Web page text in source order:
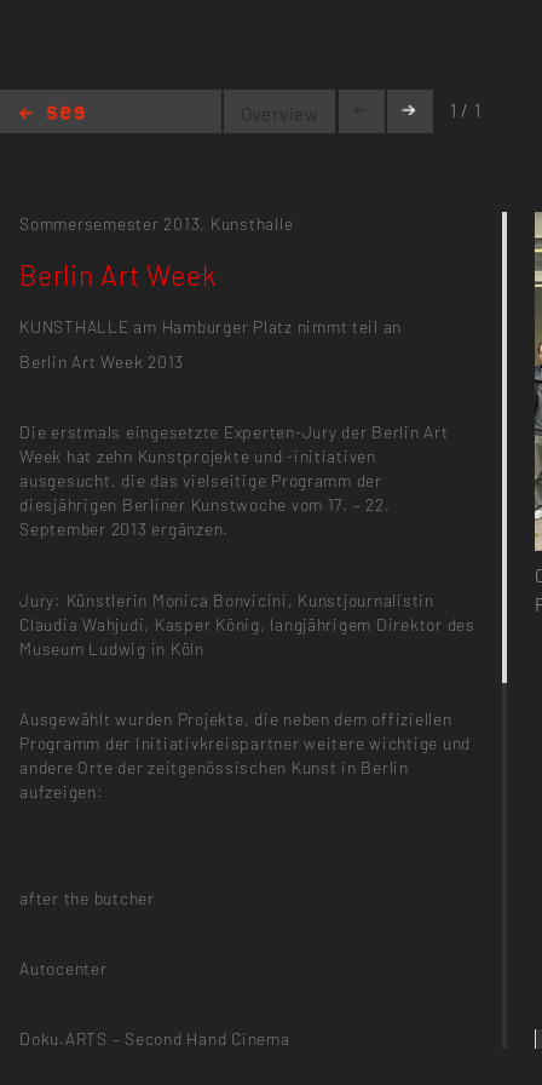
Overview 1 / 1
Sommersemester 2013, Kunsthalle
Berlin Art Week
KUNSTHALLE am Hamburger Platz nimmt teil an
Berlin Art Week 2013
Die erstmals eingesetzte Experten-Jury der Berlin Art
Week hat zehn Kunstprojekte und -initiativen
ausgesucht, die das vielseitige Programm der
diesjährigen Berliner Kunstwoche vom 17. – 22.
September 2013 ergänzen.
Jury: Künstlerin Monica Bonvicini, Kunstjournalistin
Claudia Wahjudi, Kasper König, langjährigem Direktor des
Museum Ludwig in Köln
Ausgewählt wurden Projekte, die neben dem offiziellen
Programm der Initiativkreispartner weitere wichtige und
andere Orte der zeitgenössischen Kunst in Berlin
aufzeigen:
after the butcher
Autocenter
Doku.ARTS – Second Hand Cinema